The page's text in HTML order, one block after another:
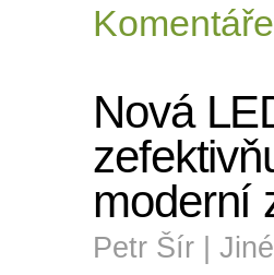
Nová
moderní
Petr Šír |